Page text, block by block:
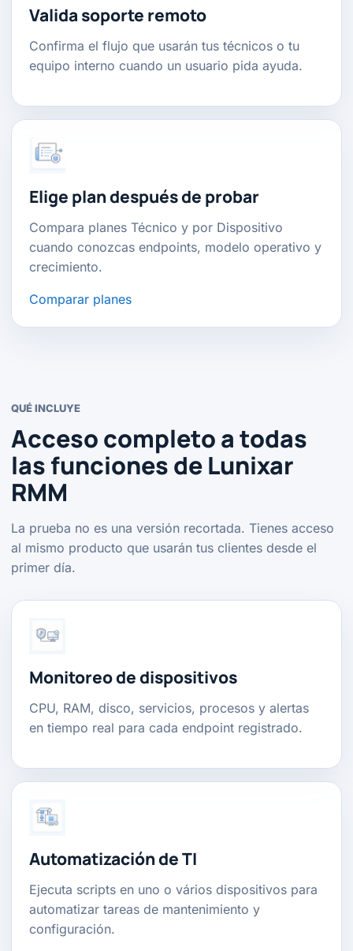
Valida soporte remoto
Confirma el flujo que usarán tus técnicos o tu
equipo interno cuando un usuario pida ayuda.
Elige plan después de probar
Compara planes Técnico y por Dispositivo
cuando conozcas endpoints, modelo operativo y
crecimiento.
Comparar planes
QUÉ INCLUYE
Acceso completo a todas
las funciones de Lunixar
RMM
La prueba no es una versión recortada. Tienes acceso
al mismo producto que usarán tus clientes desde el
primer día.
Monitoreo de dispositivos
CPU, RAM, disco, servicios, procesos y alertas
en tiempo real para cada endpoint registrado.
Automatización de TI
Ejecuta scripts en uno o vários dispositivos para
automatizar tareas de mantenimiento y
configuración.